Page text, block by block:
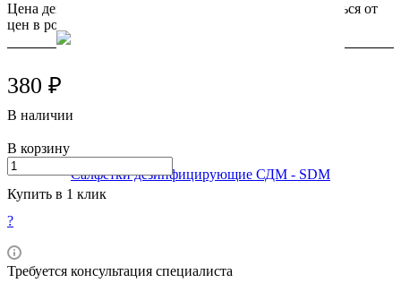
Цена действительна только для сайта и может отличаться от
цен в розничных магазинах
380 ₽
В наличии
В корзину
Купить в 1 клик
?
Требуется консультация специалиста